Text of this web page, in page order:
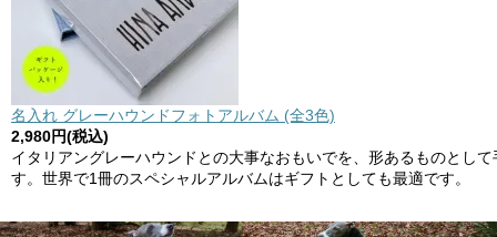
名入れ グレーハウンドフォトアルバム (全3色)
2,980円(税込)
イタリアングレーハウンドとの大事なおもいでを、形あるものとし
す。世界で1冊のスペシャルアルバムはギフトとしても最適です。